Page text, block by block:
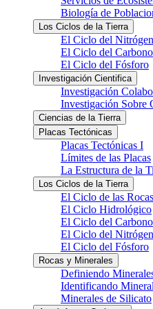
Biología de
Los Ciclos de la Tierra
El Ciclo del
El Ciclo del Carbono
El Ciclo del Fósforo
Investigación Cientifica
Investigación
Investigación Sobre
Ciencias de la Tierra
Placas Tectónicas
Placas Tectónicas I
Límites de las Placas
La Estructura de la
Los Ciclos de la Tierra
El Ciclo de las Rocas
El Ciclo Hidrológico
El Ciclo del Carbono
El Ciclo del
El Ciclo del Fósforo
Rocas y Minerales
Definiendo
Identificando
Minerales de Silicato